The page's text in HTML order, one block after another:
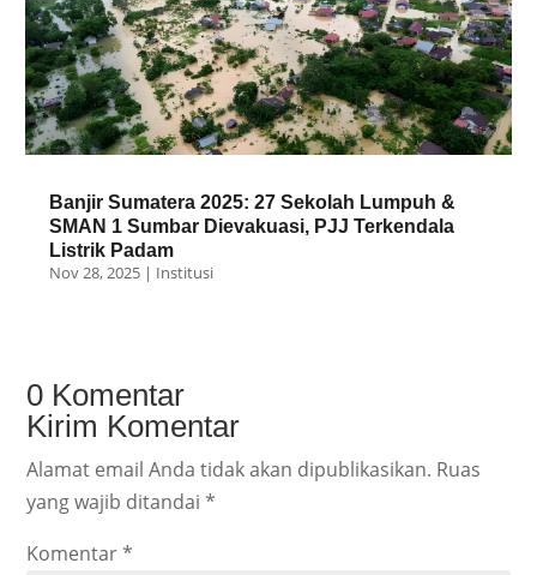
Banjir Sumatera 2025: 27 Sekolah Lumpuh &
SMAN 1 Sumbar Dievakuasi, PJJ Terkendala
Listrik Padam
Nov 28, 2025 | Institusi
0 Komentar
Kirim Komentar
Alamat email Anda tidak akan dipublikasikan. Ruas
yang wajib ditandai*
Komentar*